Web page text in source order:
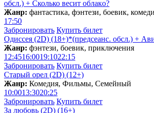
обсл.) + Сколько весит облакo?
Жанр: фантастика, фэнтези, боевик,
17:50
Забронировать Купить билет
Одиссея (2D) (18+)*(предсеанс. обсл.) +
Жанр: фэнтези, боевик, приключения
12:4516:0019:1022:15
Забронировать Купить билет
Старый орел (2D) (12+)
Жанр: Комедия, Фильмы, Семейный
10:0013:3020:25
Забронировать Купить билет
За любовь (2D) (16+)